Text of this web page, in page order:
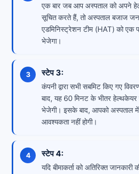
एक बार जब आप अस्पताल को अपने
सूचित करते हैं, तो अस्पताल बजाज
एडमिनिस्ट्रेशन टीम (HAT) को एक
भेजेगा।
स्टेप 3:
कंपनी द्वारा सभी सबमिट किए गए
बाद, यह 60 मिनट के भीतर हेल्थकेयर
भेजेगी। इसके बाद, आपको अस्पताल
आवश्यकता नहीं होगी।
स्टेप 4:
यदि बीमाकर्ता को अतिरिक्त जानकारी